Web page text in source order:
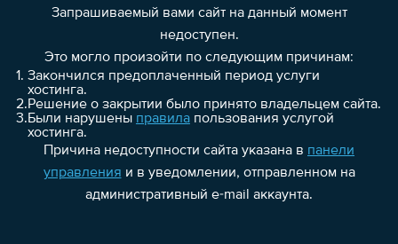
Запрашиваемый вами сайт на данный момент
недоступен.
Это могло произойти по следующим причинам:
1. Закончился предоплаченный период услуги
хостинга.
2.Решение о закрытии было принято владельцем сайта.
3.Были нарушены правилапользования услугой
хостинга.
Причина недоступности сайта указана в панели
управления и в уведомлении, отправленном на
административный e-mail аккаунта.